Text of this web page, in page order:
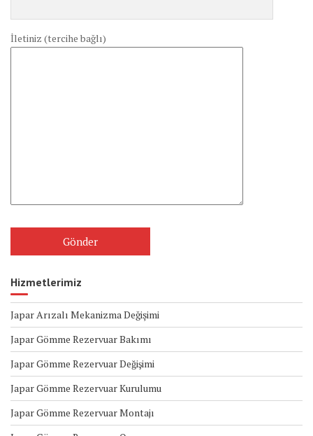
İletiniz (tercihe bağlı)
Hizmetlerimiz
Japar Arızalı Mekanizma Değişimi
Japar Gömme Rezervuar Bakımı
Japar Gömme Rezervuar Değişimi
Japar Gömme Rezervuar Kurulumu
Japar Gömme Rezervuar Montajı